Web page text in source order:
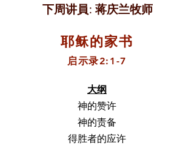
下周讲員: 蒋庆兰牧师
耶稣的家书
启示录2:1-7
大纲
神的赞许
神的责备
得胜者的应许